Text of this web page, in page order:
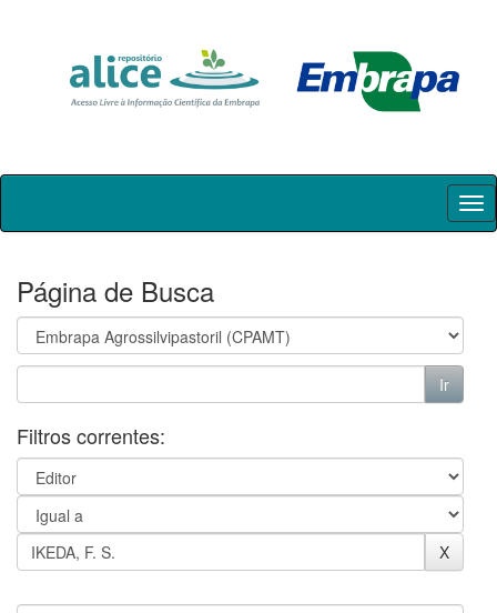
Skip
Página de Busca
Filtros correntes: